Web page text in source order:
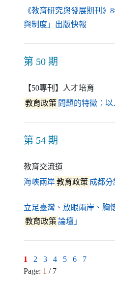
《教育研究與發展期刊》
與制度」出版快報
第 50 期
【50專刊】人才培育
教育政策 問題的特徵：以
第 54 期
教育交流道
海峽兩岸教育政策 成都
立足臺灣、放眼兩岸、胸
教育政策 論壇」
1 2 3 4 5 6
7
Page: 1 / 7